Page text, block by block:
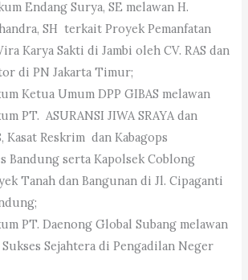
Endang Surya, SE melawan H.
SH terkait Proyek Pemanfatan
Karya Sakti di Jambi oleh CV. RAS dan
di PN Jakarta Timur;
Ketua Umum DPP GIBAS melawan
PT. ASURANSI JIWA SRAYA dan
Kasat Reskrim dan Kabagops
Bandung serta Kapolsek Coblong
Tanah dan Bangunan di Jl. Cipaganti
PT. Daenong Global Subang melawan
Sukses Sejahtera di Pengadilan Neger